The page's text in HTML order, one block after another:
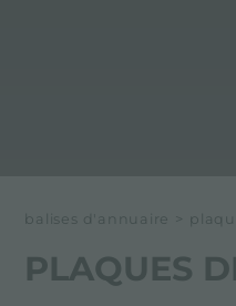
balises d'annuaire >
PLAQUES